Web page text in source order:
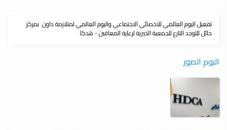
تفعيل اليوم العالمي للاخصائي الاجتماعي واليوم العالمي لمتلازمة داون بمركز
حائل للتوحد التارع للجمعية الخيرية لرعاية المعاقين - هدكا
البوم الصور